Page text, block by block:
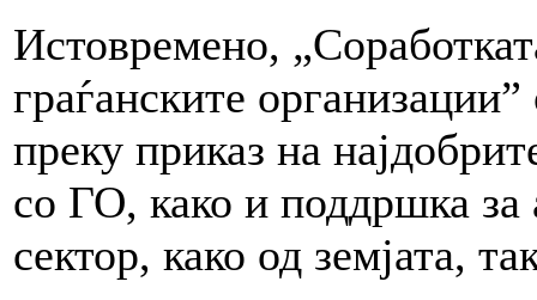
Истовремено,
граѓанските
преку приказ на
со ГО, како и поддршка за
сектор, како од земјата,